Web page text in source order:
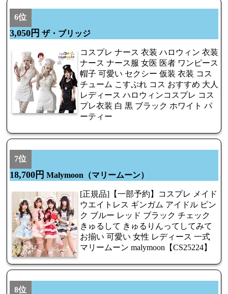
6位
3,050円 ザ・ブリッジ
コスプレ ナース 衣装 ハロウィン 衣装
ナース ナース服 女医 医者 ワンピース
帽子 可愛い セクシー 仮装 衣装 コス
チューム こすぷれ コス おすすめ 大人
レディース ハロウィンコスプレ コス
プレ衣装 白 黒 ブラック ホワイト パ
ーティー
7位
18,700円 Malymoon（マリームーン）
[正規品]【一部予約】コスプレ メイド
ウエイトレス ギンガム アイドル ピン
ク ブルー レッド ブラック チェック
きゅるして きゅるりんってしてみて
お揃い 可愛い 女性 レディース 一式
マリームーン malymoon【CS25224】
8位